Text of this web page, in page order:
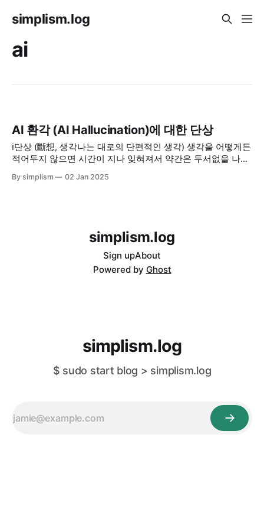
simplism.log
ai
AI 환각 (AI Hallucination)에 대한 단상
ℹ️단상 (斷想, 생각나는 대로의 단편적인 생각) 생각을 어떻게든
적어두지 않으면 시간이 지나 잊혀져서 약간은 두서없을 나의
보려고 한다. 오픈 AI의 ChatGPT가 촉발한 생성형 AI는 기념
By simplism 02 Jan 2025
simplism.log
Sign upAbout
Powered by Ghost
simplism.log
$ sudo start blog > simplism.log